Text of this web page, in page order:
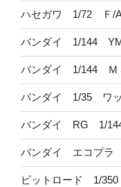
ハセガワ 1/72 Ｆ/A
バンダイ 1/144
バンダイ 1/144 Ｍ
バンダイ 1/35 ワ
バンダイ RG 1/
バンダイ エコプラ
ピットロード 1/